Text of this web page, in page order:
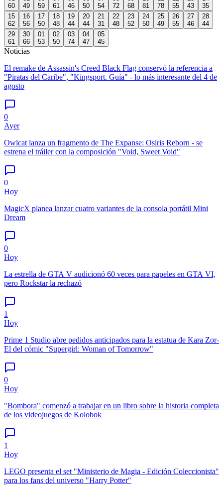
60
49
59
61
46
50
54
72
68
81
78
55
43
35
15
62
16
56
17
50
18
48
19
44
20
44
21
31
22
48
23
52
24
50
25
49
26
55
27
46
28
44
29
61
30
66
01
53
02
50
03
74
04
47
05
45
Noticias
El remake de Assassin's Creed Black Flag conservó la referencia a
"Piratas del Caribe", "Kingsport. Guía" - lo más interesante del 4 de
agosto
0
Ayer
Owlcat lanza un fragmento de The Expanse: Osiris Reborn - se
estrena el tráiler con la composición "Void, Sweet Void"
0
Hoy
MagicX planea lanzar cuatro variantes de la consola portátil Mini
Dream
0
Hoy
La estrella de GTA V audicionó 60 veces para papeles en GTA VI,
pero Rockstar la rechazó
1
Hoy
Prime 1 Studio abre pedidos anticipados para la estatua de Kara Zor-
El del cómic "Supergirl: Woman of Tomorrow"
0
Hoy
"Bombora" comenzó a trabajar en un libro sobre la historia completa
de los videojuegos de Kolobok
1
Hoy
LEGO presenta el set "Ministerio de Magia - Edición Coleccionista"
para los fans del universo "Harry Potter"